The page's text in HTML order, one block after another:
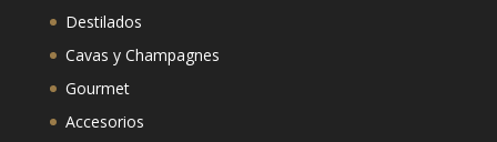
Destilados
Cavas y Champagnes
Gourmet
Accesorios